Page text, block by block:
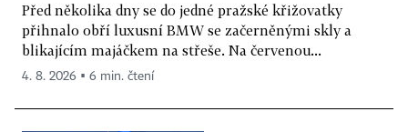
Před několika dny se do jedné pražské křižovatky
přihnalo obří luxusní BMW se začerněnými skly a
blikajícím majáčkem na střeše. Na červenou...
4. 8. 2026 ▪ 6 min. čtení